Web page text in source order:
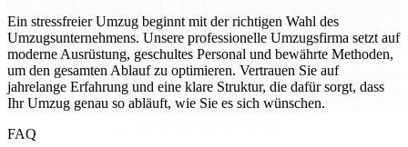
Ein stressfreier Umzug beginnt mit der richtigen Wahl des
Umzugsunternehmens. Unsere professionelle Umzugsfirma setzt auf
moderne Ausrüstung, geschultes Personal und bewährte Methoden,
um den gesamten Ablauf zu optimieren. Vertrauen Sie auf
jahrelange Erfahrung und eine klare Struktur, die dafür sorgt, dass
Ihr Umzug genau so abläuft, wie Sie es sich wünschen.
FAQ